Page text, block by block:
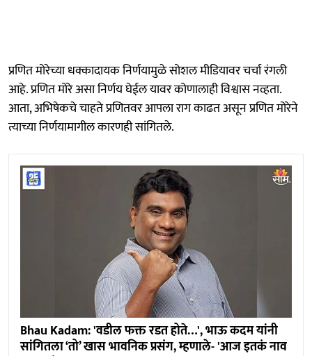
प्रणित मोरेच्या धक्कादायक निर्णयामुळे सोशल मीडियावर चर्चा रंगली
आहे. प्रणित मोरे असा निर्णय घेईल यावर कोणालाही विश्वास नव्हता.
आता, अभिषेकचे चाहते प्रणितवर आपला राग काढत असून प्रणित मोरेने
त्याच्या निर्णयामागील कारणही सांगितले.
Bhau Kadam: 'वडील फक्त रडत होते…', भाऊ कदम यांनी
सांगितला ‘तो’ खास भावनिक प्रसंग, म्हणाले- 'आज इतकं नाव